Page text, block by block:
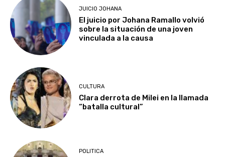
JUICIO JOHANA
El juicio por Johana Ramallo volvió
sobre la situación de una joven
vinculada a la causa
CULTURA
Clara derrota de Milei en la llamada
“batalla cultural”
POLITICA